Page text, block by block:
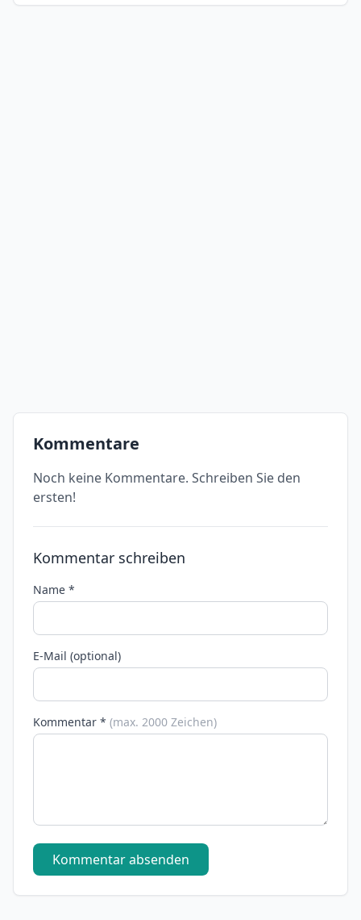
Kommentare
Noch keine Kommentare. Schreiben Sie den
ersten!
Kommentar schreiben
Name *
E-Mail (optional)
Kommentar * (max. 2000 Zeichen)
Kommentar absenden